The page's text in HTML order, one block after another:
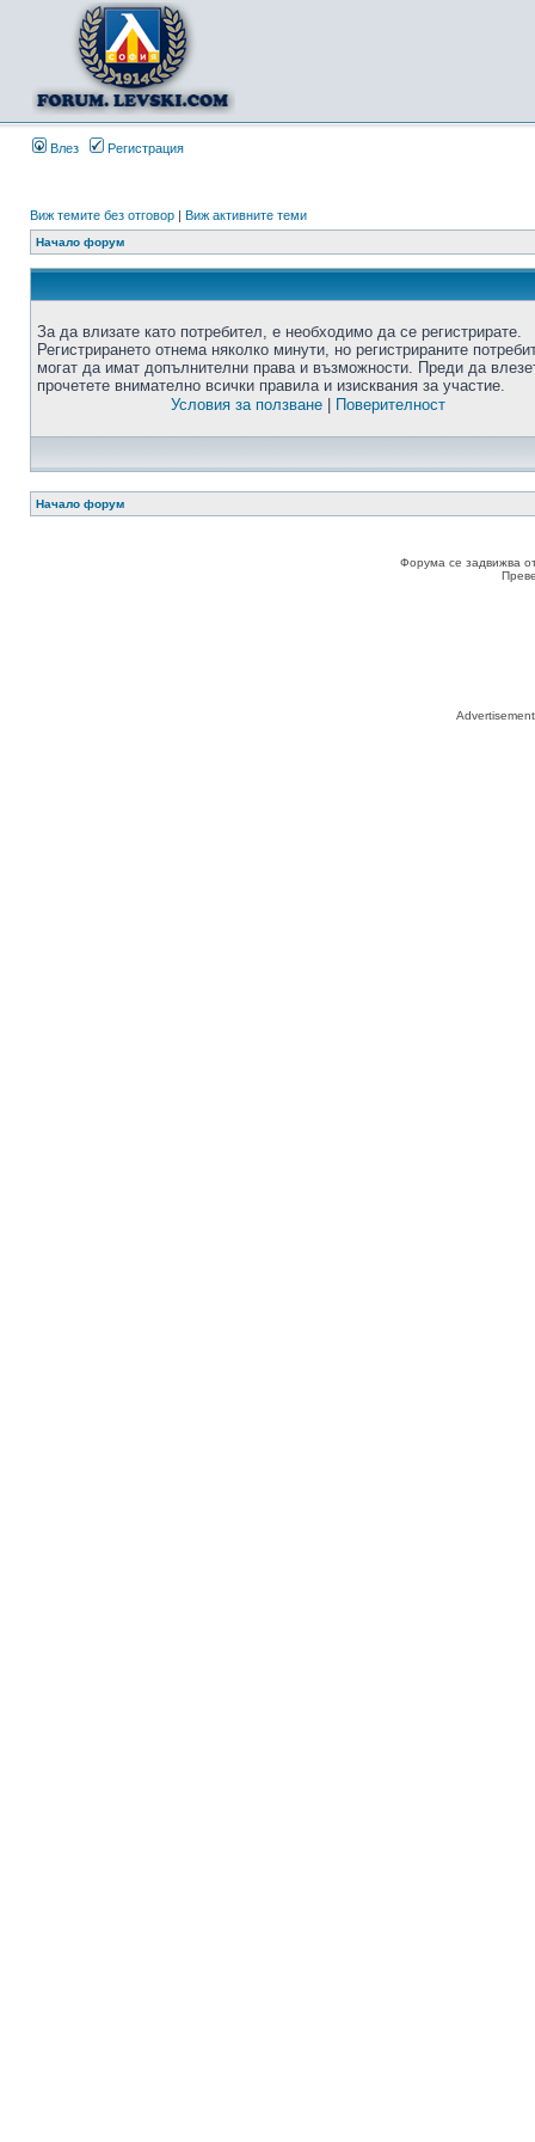
Влез Регистрация
Виж темите без отговор | Виж активните теми
Начало форум
За да влизате като потребител, е необходимо да се регистрирате.
Регистрирането отнема няколко минути, но регистрираните
могат да имат допълнителни права и възможности. Преди да
прочетете внимателно всички правила и изисквания за участие.
Условия за ползване| Поверителност
Начало форум
Форума се задвижва